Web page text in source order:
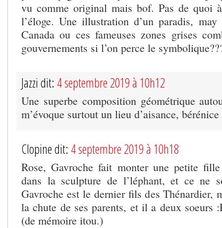
vu comme original mais bof. Pas de quoi
l’éloge. Une illustration d’un paradis,
Canada ou ces fameuses zones grises
gouvernements si l’on perce le
Jazzi dit: 4 septembre 2019 à 10h12
Une superbe composition géométrique
m’évoque surtout un lieu d’aisance,
Clopine dit: 4 septembre 2019 à 10h18
Rose, Gavroche fait monter une petite
dans la sculpture de l’léphant, et ce ne
Gavroche est le dernier fils des Thénardier,
la chute de ses parents, et il a deux soeurs
(de mémoire itou.)